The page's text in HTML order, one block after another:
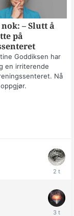
– Slutt å
på
Goddiksen har
en irriterende
Nå